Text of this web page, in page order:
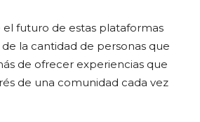
futuro de estas plataformas
la cantidad de personas que
de ofrecer experiencias que
de una comunidad cada vez